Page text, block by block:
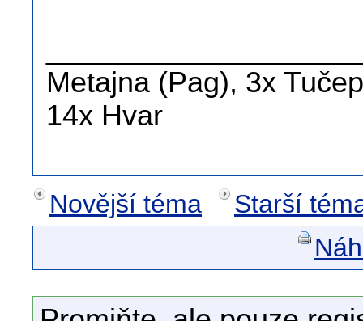
Metajna (Pag), 3x
14x Hvar
Novější téma
Starší